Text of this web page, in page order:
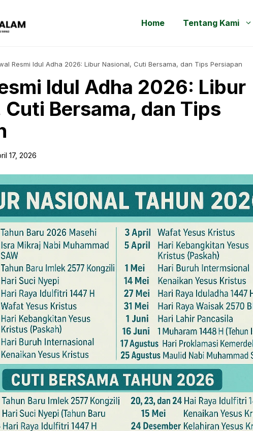
Home Tentang Kami
Resmi Idul Adha 2026: Libur Nasional, Cuti Bersama, dan Tips Persiapan
Idul Adha 2026: Libur
Bersama, dan Tips
17, 2026